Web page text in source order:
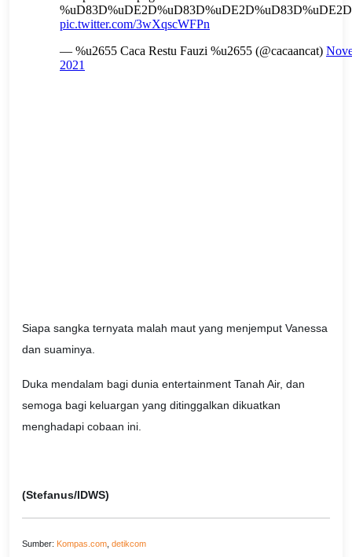
Siapa sangka ternyata malah maut yang menjemput Vanessa
dan suaminya.
Duka mendalam bagi dunia entertainment Tanah Air, dan
semoga bagi keluargan yang ditinggalkan dikuatkan
menghadapi cobaan ini.
(Stefanus/IDWS)
Sumber: Kompas.com detikcom